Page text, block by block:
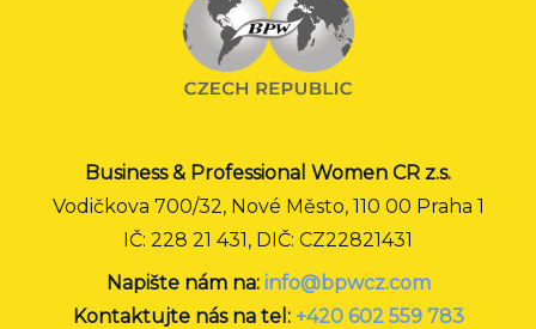
Business & Professional Women CR z.s.
Vodičkova 700/32, Nové Město, 110 00 Praha 1
IČ: 228 21 431, DIČ: CZ22821431
Napište nám na: info@bpwcz.com
Kontaktujte nás na tel: +420 602 559 783